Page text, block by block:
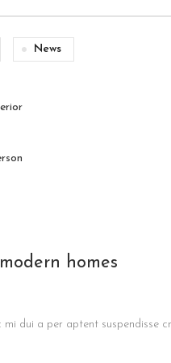
News
homes
dui a per aptent suspendisse